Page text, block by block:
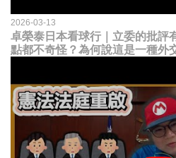
2026-03-13
卓榮泰日本看球行｜立委的批評
點都不奇怪？為何說這是一種外